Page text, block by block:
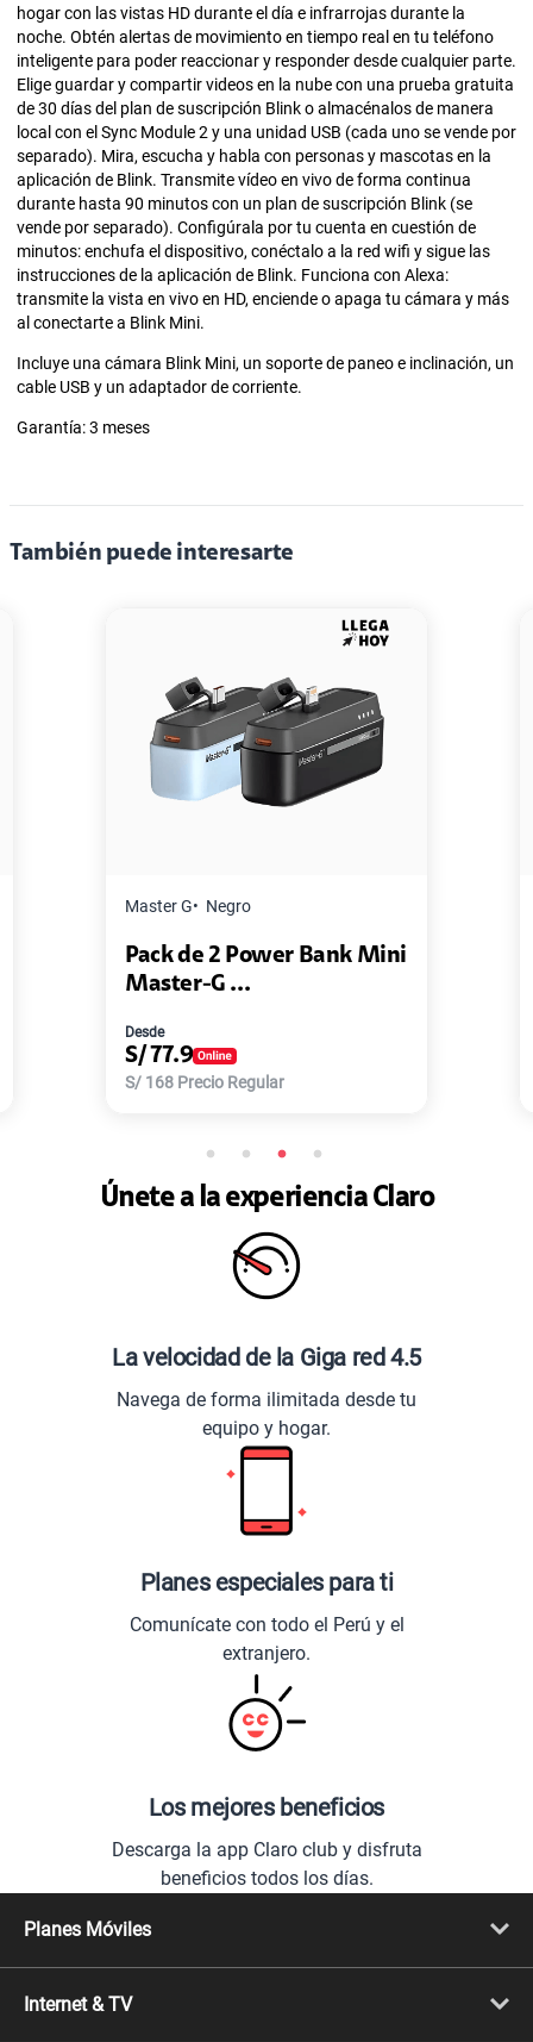
hogar con las vistas HD durante el día e infrarrojas durante la
noche. Obtén alertas de movimiento en tiempo real en tu teléfono
inteligente para poder reaccionar y responder desde cualquier parte.
Elige guardar y compartir videos en la nube con una prueba gratuita
de 30 días del plan de suscripción Blink o almacénalos de manera
local con el Sync Module 2 y una unidad USB (cada uno se vende por
separado). Mira, escucha y habla con personas y mascotas en la
aplicación de Blink. Transmite vídeo en vivo de forma continua
durante hasta 90 minutos con un plan de suscripción Blink (se
vende por separado). Configúrala por tu cuenta en cuestión de
minutos: enchufa el dispositivo, conéctalo a la red wifi y sigue las
instrucciones de la aplicación de Blink. Funciona con Alexa:
transmite la vista en vivo en HD, enciende o apaga tu cámara y más
al conectarte a Blink Mini.
Incluye una cámara Blink Mini, un soporte de paneo e inclinación, un
cable USB y un adaptador de corriente.
Garantía: 3 meses
También puede interesarte
Power Bank Mini
Audífono Lenovo
Únete a la experiencia Claro
La velocidad de la Giga red 4.5
Navega de forma ilimitada desde tu
equipo y hogar.
Planes especiales para ti
Comunícate con todo el Perú y el
extranjero.
Los mejores beneficios
Descarga la app Claro club y disfruta
beneficios todos los días.
Planes Móviles
Línea Nueva
Línea Adicional
Internet & TV